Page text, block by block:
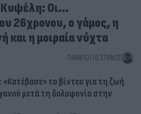
Οι...
26χρονου, ο γάμος, η
και η μοιραία νύχτα
ΠΑΝΑΓΙΏΤΗΣ ΣΠΑΝΌΣ
το βίντεο για τη ζωή
μετά τη δολοφονία στην